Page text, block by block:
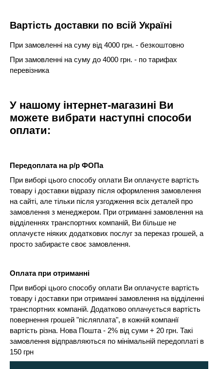
Вартість доставки по всій Україні
При замовленні на суму від 4000 грн. - безкоштовно
При замовленні на суму до 4000 грн. - по тарифах
перевізника
У нашому інтернет-магазині Ви
можете вибрати наступні способи
оплати:
Передоплата на р/р ФОПа
При виборі цього способу оплати Ви оплачуєте вартість
товару і доставки відразу після оформлення замовлення
на сайті, але тільки після узгодження всіх деталей про
замовлення з менеджером. При отриманні замовлення на
відділеннях транспортних компаній, Ви більше не
оплачуєте ніяких додаткових послуг за переказ грошей, а
просто забираєте своє замовлення.
Оплата при отриманні
При виборі цього способу оплати Ви оплачуєте вартість
товару і доставки при отриманні замовлення на відділенні
транспортних компаній. Додатково оплачується вартість
повернення грошей "післяплата", в кожній компанії
вартість різна. Нова Пошта - 2% від суми + 20 грн. Такі
замовлення відправляються по мінімальній передоплаті в
150 грн